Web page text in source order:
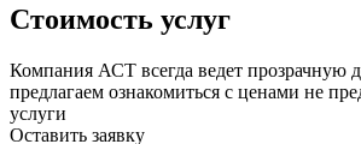
Стоимость услуг
Компания АСТ всегда ведет прозрачную
предлагаем ознакомиться с ценами не
услуги
Оставить заявку